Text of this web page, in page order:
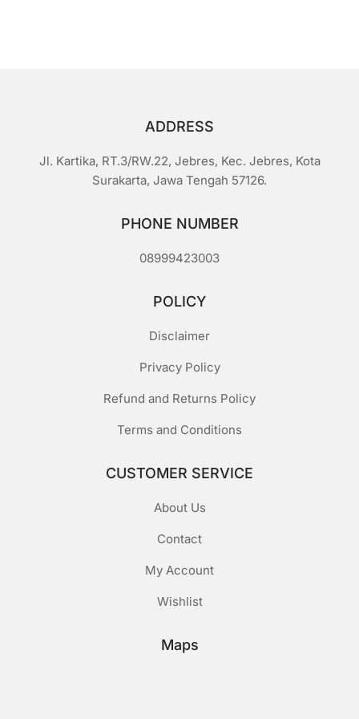
ADDRESS
Jl. Kartika, RT.3/RW.22, Jebres, Kec. Jebres, Kota
Surakarta, Jawa Tengah 57126.
PHONE NUMBER
08999423003
POLICY
Disclaimer
Privacy Policy
Refund and Returns Policy
Terms and Conditions
CUSTOMER SERVICE
About Us
Contact
My Account
Wishlist
Maps